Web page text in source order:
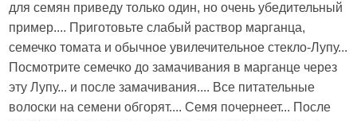
для семян приведу только один, но очень убедительный
пример.... Приготовьте слабый раствор марганца,
семечко томата и обычное увилечительное стекло-Лупу...
Посмотрите семечко до замачивания в марганце через
эту Лупу... и после замачивания.... Все питательные
волоски на семени обгорят.... Семя почернеет... После